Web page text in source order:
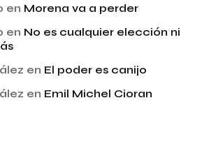
en Morena va a perder
en No es cualquier elección ni
en El poder es canijo
en Emil Michel Cioran